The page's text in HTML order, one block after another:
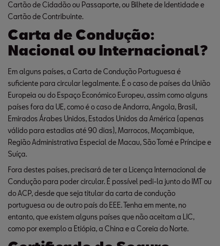
Cartão de Cidadão ou Passaporte, ou Bilhete de Identidade e
Cartão de Contribuinte.
Carta de Condução:
Nacional ou Internacional?
Em alguns países, a Carta de Condução Portuguesa é
suficiente para circular legalmente. É o caso de países da União
Europeia ou do Espaço Económico Europeu, assim como alguns
países fora da UE, como é o caso de Andorra, Angola, Brasil,
Emirados Árabes Unidos, Estados Unidos da América (apenas
válido para estadias até 90 dias), Marrocos, Moçambique,
Região Administrativa Especial de Macau, São Tomé e Príncipe e
Suíça.
Fora destes países, precisará de ter a Licença Internacional de
Condução para poder circular. É possível pedi-la junto do IMT ou
do ACP, desde que seja titular da carta de condução
portuguesa ou de outro país do EEE. Tenha em mente, no
entanto, que existem alguns países que não aceitam a LIC,
como por exemplo a Etiópia, a China e a Coreia do Norte.